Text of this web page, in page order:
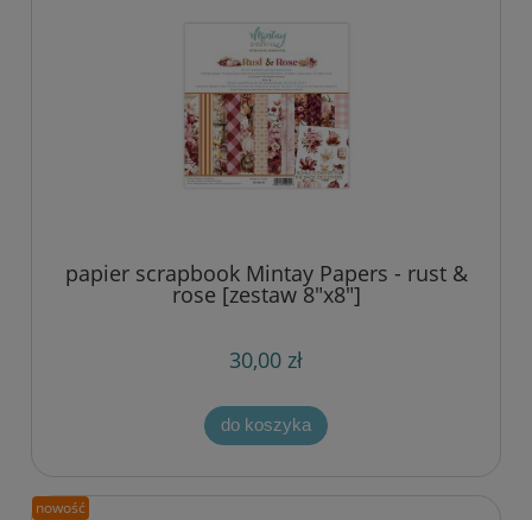
papier scrapbook Mintay Papers - rust &
rose [zestaw 8"x8"]
30,00 zł
do koszyka
nowość